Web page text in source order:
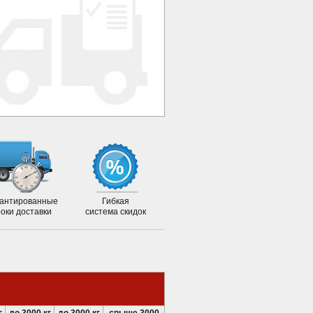
доставки
Гибкая
система скидок